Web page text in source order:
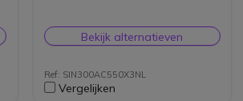
Ondersteunt DTMF & FSK
signaal
min opnametijd
Uitbreidbaar met maximaal 6
2,2" TFT-kleurenscherm
Handsfree-functie en 3,5" jack
Bekijk alternatieven
Ref: SIN300AC550X3NL
Vergelijken